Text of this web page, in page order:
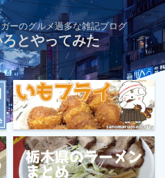
ーのグルメ過多な雑記ブログ
とやってみた